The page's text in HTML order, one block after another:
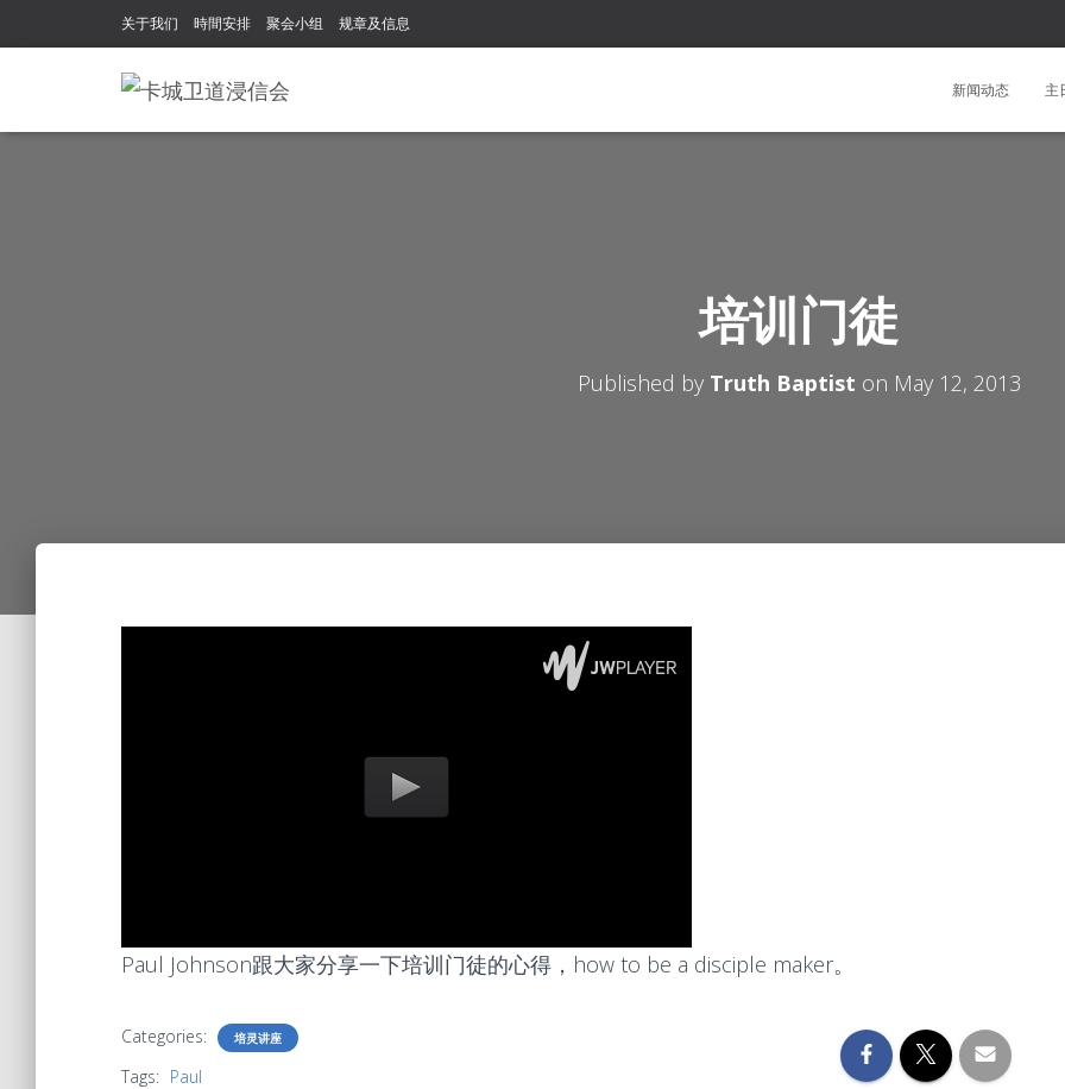
关于我们 時間安排 聚会小组 规章及信息
新闻动态 主
培训门徒
Published by Truth Baptist on May 12, 2013
Paul Johnson跟大家分享一下培训门徒的心得，how to be a disciple maker。
Categories: 培灵讲座
Tags: Paul